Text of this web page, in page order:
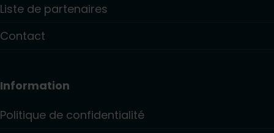
Liste de partenaires
Contact
Information
Politique de confidentialité